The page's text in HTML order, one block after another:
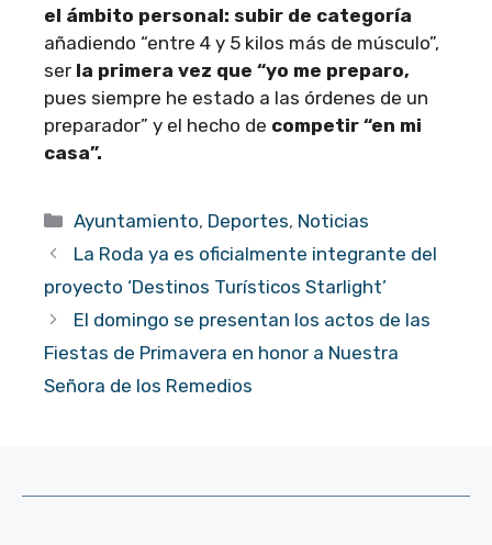
el ámbito personal: subir de categoría
añadiendo “entre 4 y 5 kilos más de músculo”,
ser la primera vez que “yo me preparo,
pues siempre he estado a las órdenes de un
preparador” y el hecho de competir “en mi
casa”.
Categorías
Ayuntamiento, Deportes, Noticias
La Roda ya es oficialmente integrante del
proyecto ‘Destinos Turísticos Starlight’
El domingo se presentan los actos de las
Fiestas de Primavera en honor a Nuestra
Señora de los Remedios